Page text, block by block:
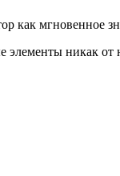
как мгновенное
элементы никак